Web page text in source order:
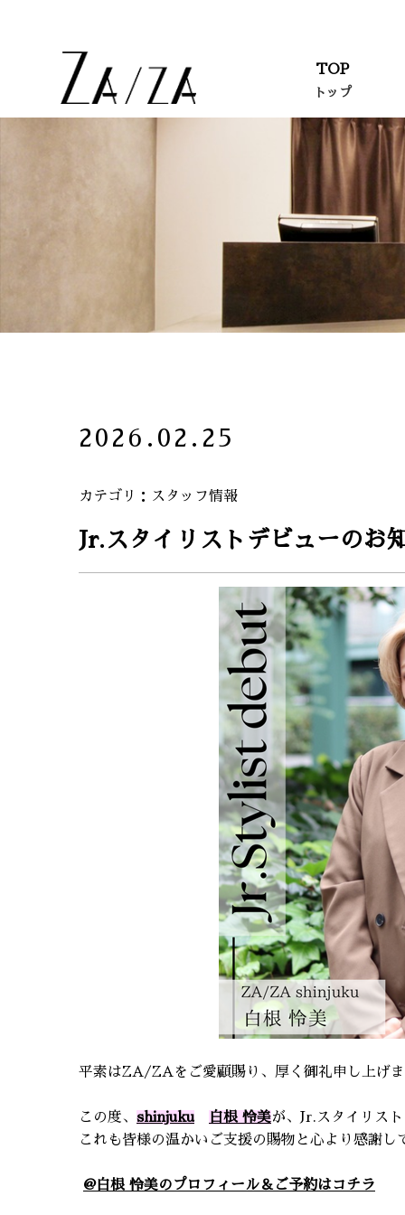
TOP
トップ
2026.02.25
カテゴリ スタッフ情報
Jr.スタイリストデビューのお
平素はZA/ZAをご愛顧賜り、厚く御礼申し上げ
この度、 shinjuku 白根 怜美が、Jr. スタイリス
これも皆様の温かいご支援の賜物と心より感謝し
@白根 怜美のプロフィール＆ご予約はコチラ